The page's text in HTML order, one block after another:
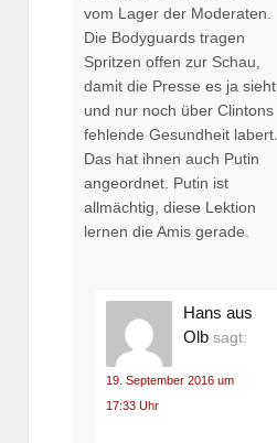
vom Lager der Moderaten.
Die Bodyguards tragen
Spritzen offen zur Schau,
damit die Presse es ja sieht
und nur noch über Clintons
fehlende Gesundheit labert.
Das hat ihnen auch Putin
angeordnet. Putin ist
allmächtig, diese Lektion
lernen die Amis gerade.
Hans aus
Olb sagt:
19. September 2016 um
17:33 Uhr